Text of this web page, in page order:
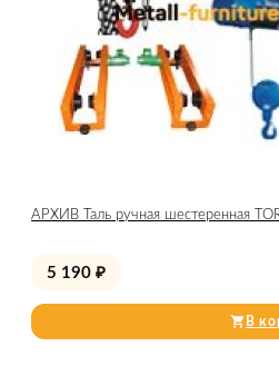
АРХИВ Таль ручная шестеренная
5 190 ₽
В